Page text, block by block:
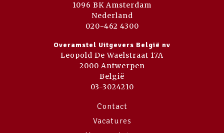
1096 BK Amsterdam
Nederland
020-462 4300
Overamstel Uitgevers België nv
Leopold De Waelstraat 17A
2000 Antwerpen
België
03-3024210
Contact
Vacatures